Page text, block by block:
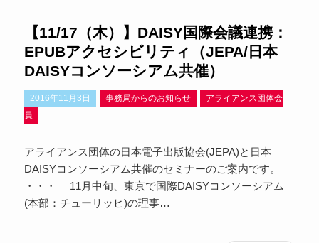
【11/17（木）】DAISY国際会議連携：
EPUBアクセシビリティ（JEPA/日本
DAISYコンソーシアム共催）
2016年11月3日 事務局からのお知らせ
アライアンス団体会
員
アライアンス団体の日本電子出版協会(JEPA)と日本
DAISYコンソーシアム共催のセミナーのご案内です。
・・・ 11月中旬、東京で国際DAISYコンソーシアム
(本部：チューリッヒ)の理事…